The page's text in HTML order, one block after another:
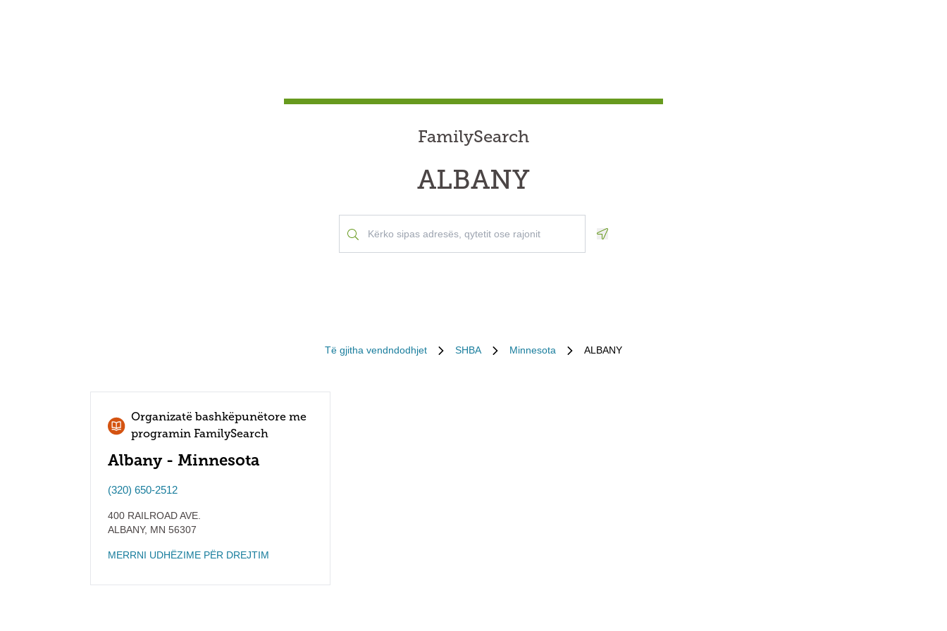
FamilySearch
ALBANY
Të gjitha vendndodhjet SHBA Minnesota ALBANY
Organizatë bashkëpunëtore me
programin FamilySearch
Albany - Minnesota
(320) 650-2512
400 RAILROAD AVE.
ALBANY, MN 56307
MERRNI UDHËZIME PËR DREJTIM